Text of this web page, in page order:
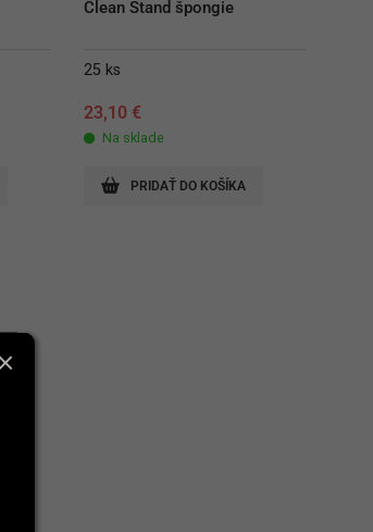
Clean Stand špongie
25 ks
23,10 €
Na sklade
PRIDAŤ DO KOŠÍKA